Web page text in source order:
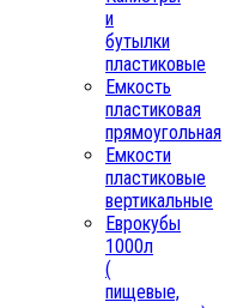
и
бутылки
пластиковые
Емкость
пластиковая
прямоугольная
Емкости
пластиковые
вертикальные
Еврокубы
1000л
(
пищевые,